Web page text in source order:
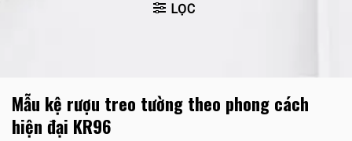
LỌC
Mẫu kệ rượu treo tường theo phong cách
hiện đại KR96